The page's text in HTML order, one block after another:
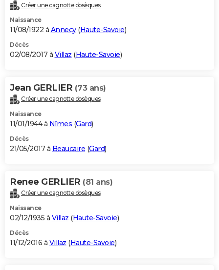
Créer une cagnotte obsèques
Naissance
11/08/1922 à Annecy(Haute-Savoie)
Décès
02/08/2017 à Villaz (Haute-Savoie)
Jean GERLIER (73 ans)
Créer une cagnotte obsèques
Naissance
11/01/1944 à Nîmes (Gard)
Décès
21/05/2017 à Beaucaire (Gard)
Renee GERLIER (81 ans)
Créer une cagnotte obsèques
Naissance
02/12/1935 à Villaz (Haute-Savoie)
Décès
11/12/2016 à Villaz (Haute-Savoie)